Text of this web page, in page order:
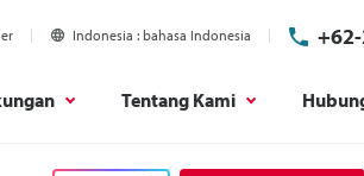
Indonesia bahasa Indonesia
Tentang Kami